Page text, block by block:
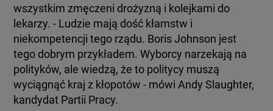
wszystkim zmęczeni drożyzną i kolejkami do
lekarzy. - Ludzie mają dość kłamstw i
niekompetencji tego rządu. Boris Johnson jest
tego dobrym przykładem. Wyborcy narzekają na
polityków, ale wiedzą, że to politycy muszą
wyciągnąć kraj z kłopotów - mówi Andy Slaughter,
kandydat Partii Pracy.